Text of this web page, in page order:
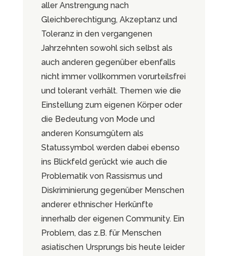
aller Anstrengung nach
Gleichberechtigung, Akzeptanz und
Toleranz in den vergangenen
Jahrzehnten sowohl sich selbst als
auch anderen gegenüber ebenfalls
nicht immer vollkommen vorurteilsfrei
und tolerant verhält. Themen wie die
Einstellung zum eigenen Körper oder
die Bedeutung von Mode und
anderen Konsumgütern als
Statussymbol werden dabei ebenso
ins Blickfeld gerückt wie auch die
Problematik von Rassismus und
Diskriminierung gegenüber Menschen
anderer ethnischer Herkünfte
innerhalb der eigenen Community. Ein
Problem, das z.B. für Menschen
asiatischen Ursprungs bis heute leider